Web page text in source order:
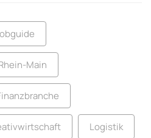
Main
Logistik